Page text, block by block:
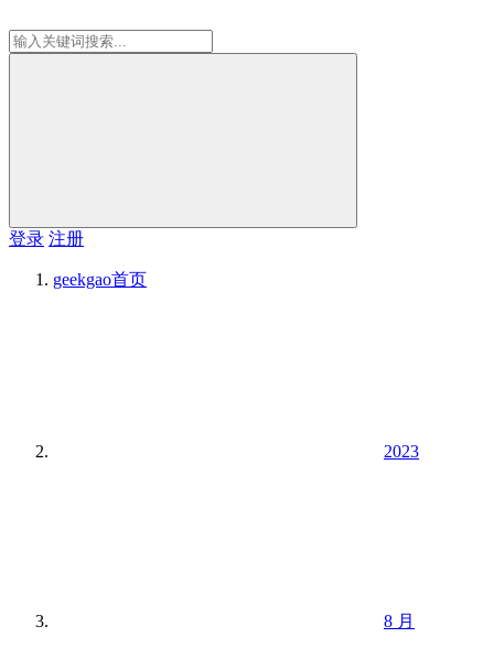
登录 注册
geekgao首页
2023
8 月